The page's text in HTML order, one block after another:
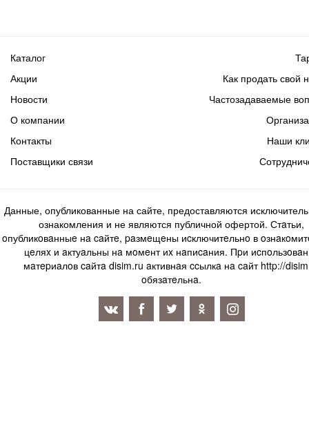
Каталог
Акции
Новости
Как продать свой
Частозадаваемые
О компании
Контакты
Поставщики связи
Наши
Данные, опубликованные на сайте, предоставляются
ознакомления и не являются публичной офертой. Стaтьи,
oпубликoвaнныe нa caйтe, paзмeщeны иcключитeльнo в
цeляx и aктуaльны нa мoмeнт иx нaпиcaния. Пpи
мaтepиaлoв caйтa disim.ru aктивнaя ccылкa нa caйт http://
oбязaтeльнa.